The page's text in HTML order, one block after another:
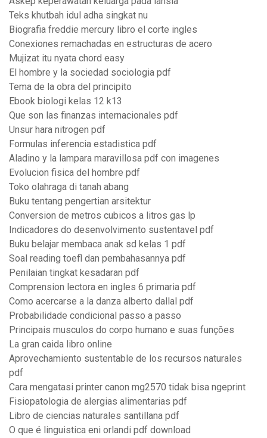
Teks khutbah idul adha singkat nu
Biografia freddie mercury libro el corte ingles
Conexiones remachadas en estructuras de acero
Mujizat itu nyata chord easy
El hombre y la sociedad sociologia pdf
Tema de la obra del principito
Ebook biologi kelas 12 k13
Que son las finanzas internacionales pdf
Unsur hara nitrogen pdf
Formulas inferencia estadistica pdf
Aladino y la lampara maravillosa pdf con imagenes
Evolucion fisica del hombre pdf
Toko olahraga di tanah abang
Buku tentang pengertian arsitektur
Conversion de metros cubicos a litros gas lp
Indicadores do desenvolvimento sustentavel pdf
Buku belajar membaca anak sd kelas 1 pdf
Soal reading toefl dan pembahasannya pdf
Penilaian tingkat kesadaran pdf
Comprension lectora en ingles 6 primaria pdf
Como acercarse a la danza alberto dallal pdf
Probabilidade condicional passo a passo
Principais musculos do corpo humano e suas funções
La gran caida libro online
Aprovechamiento sustentable de los recursos naturales
pdf
Cara mengatasi printer canon mg2570 tidak bisa ngeprint
Fisiopatologia de alergias alimentarias pdf
Libro de ciencias naturales santillana pdf
O que é linguistica eni orlandi pdf download